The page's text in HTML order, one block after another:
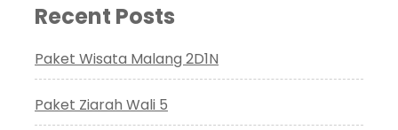
Recent Posts
Paket Wisata Malang 2D1N
Paket Ziarah Wali 5